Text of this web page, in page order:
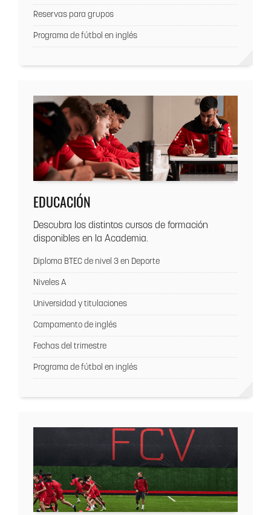
Reservas para grupos
Programa de fútbol en inglés
EDUCACIÓN
Descubra los distintos cursos de formación
disponibles en la Academia.
Diploma BTEC de nivel 3 en Deporte
Niveles A
Universidad y titulaciones
Campamento de inglés
Fechas del trimestre
Programa de fútbol en inglés